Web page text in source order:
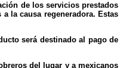
de los servicios prestados
la causa regeneradora. Estas
será destinado al pago de
del lugar y a mexicanos